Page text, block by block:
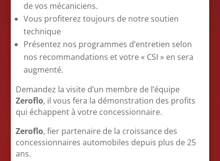
de vos mécaniciens.
Vous profiterez toujours de notre soutien
technique
Présentez nos programmes d’entretien selon
nos recommandations et votre « CSI » en sera
augmenté.
Demandez la visite d’un membre de l’équipe
Zeroflo, il vous fera la démonstration des profits
qui échappent à votre concessionnaire.
Zeroflo, fier partenaire de la croissance des
concessionnaires automobiles depuis plus de 25
ans.